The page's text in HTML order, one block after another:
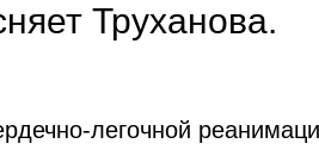
Труханова.
легочной